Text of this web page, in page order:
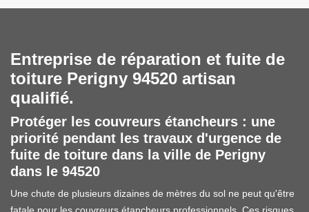
Entreprise de réparation et fuite de
toiture Perigny 94520 artisan
qualifié.
Protéger les couvreurs étancheurs : une
priorité pendant les travaux d'urgence de
fuite de toiture dans la ville de Perigny
dans le 94520
Une chute de plusieurs dizaines de mètres du sol ne peut qu'être